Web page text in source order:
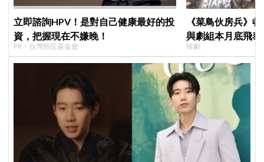
立即諮詢HPV！是對自己健康最好的投
資，把握現在不嫌晚！
PR・台灣癌症基金會
《菜鳥伙房兵》
與劇組本月底飛
行，慶祝亮眼成績
韓劇